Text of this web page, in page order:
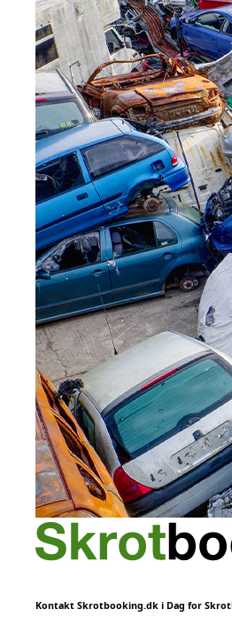
Kontakt Skrotbooking.dk i Dag for